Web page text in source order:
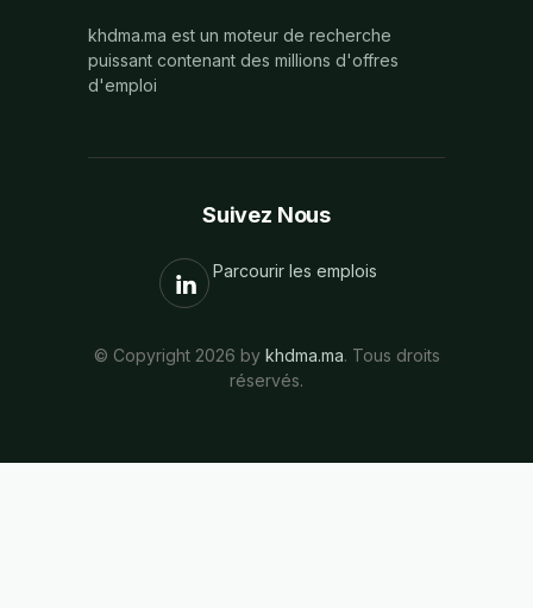
khdma.ma est un moteur de recherche
puissant contenant des millions d'offres
d'emploi
Suivez Nous
Parcourir les emplois
© Copyright 2026 by khdma.ma. Tous droits
réservés.